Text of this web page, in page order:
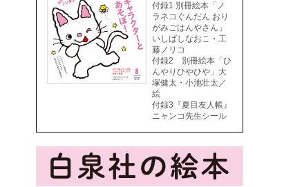
付録1 別冊絵本「ノ
ラネコぐんだん おり
がみごはんやさん」
いしばしなおこ・工
藤ノリコ
付録2 別冊絵本「ひ
んやりひやひや」大
塚健太・小池壮太／
絵
付録3『夏目友人帳』
ニャンコ先生シール